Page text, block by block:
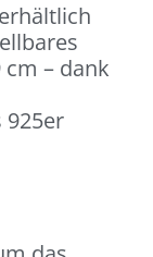
– dank
925er